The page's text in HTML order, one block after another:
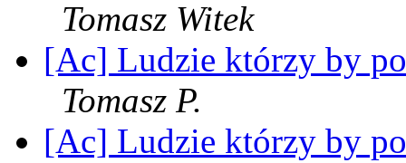
Tomasz Witek
[Ac] Ludzie którzy by
Tomasz P.
[Ac] Ludzie którzy by